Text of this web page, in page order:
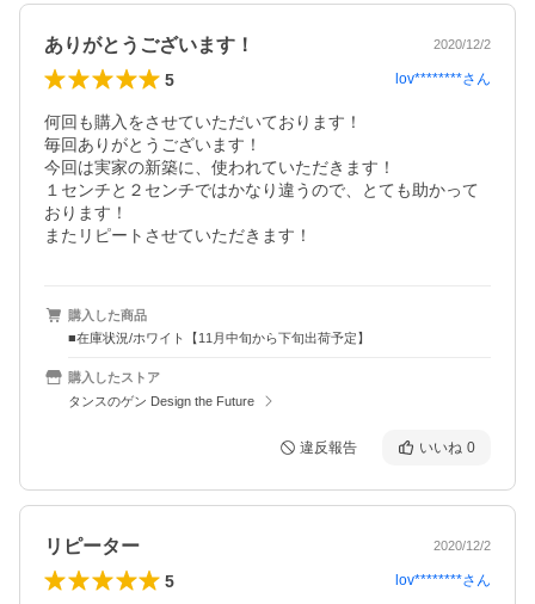
ありがとうございます！ 2020/12/2
5 lov********さん
何回も購入をさせていただいております！
毎回ありがとうございます！
今回は実家の新築に、使われていただきます！
１センチと２センチではかなり違うので、とても助かって
おります！
またリピートさせていただきます！
購入した商品
■在庫状況/ホワイト【11月中旬から下旬出荷予定】
購入したストア
タンスのゲン Design the Future
違反報告 いいね 0
リピーター 2020/12/2
5 lov********さん